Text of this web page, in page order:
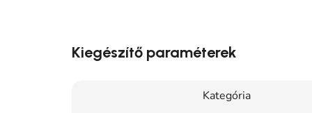
Kiegészítő paraméterek
Kategória